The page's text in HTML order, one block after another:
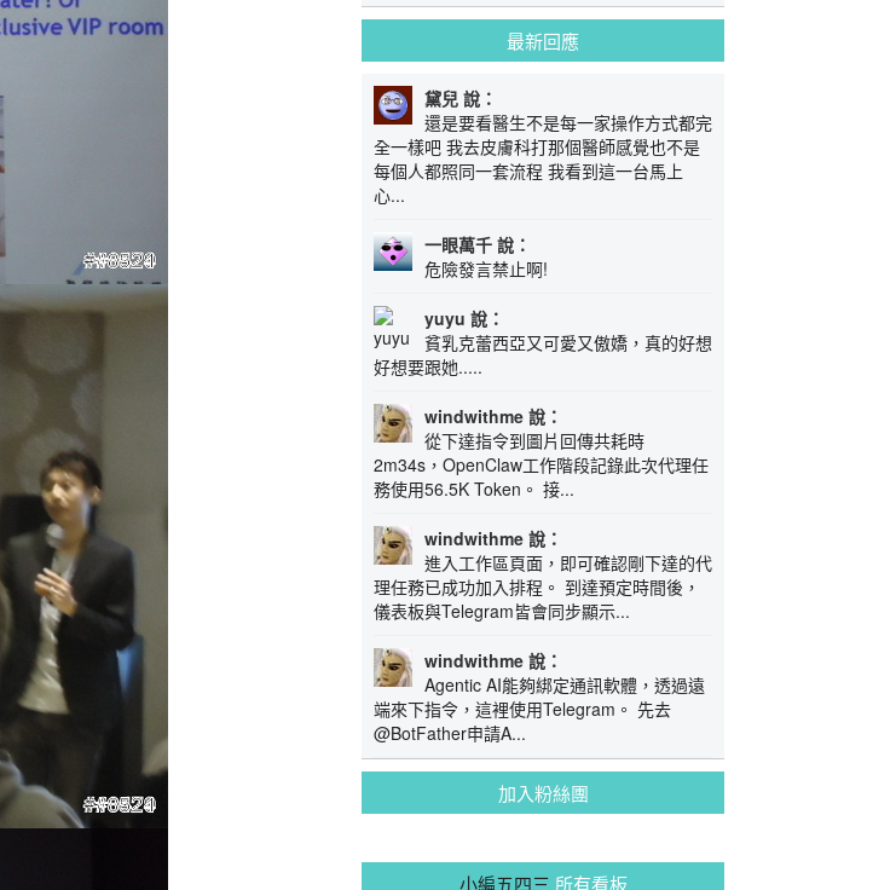
最新回應
黛兒 說：
還是要看醫生不是每一家操作方式都完
全一樣吧 我去皮膚科打那個醫師感覺也不是
每個人都照同一套流程 我看到這一台馬上
心...
一眼萬千 說：
危險發言禁止啊!
yuyu 說：
貧乳克蕾西亞又可愛又傲嬌，真的好想
好想要跟她.....
windwithme 說：
從下達指令到圖片回傳共耗時
2m34s，OpenClaw工作階段記錄此次代理任
務使用56.5K Token。 接...
windwithme 說：
進入工作區頁面，即可確認剛下達的代
理任務已成功加入排程。 到達預定時間後，
儀表板與Telegram皆會同步顯示...
windwithme 說：
Agentic AI能夠綁定通訊軟體，透過遠
端來下指令，這裡使用Telegram。 先去
@BotFather申請A...
加入粉絲團
小編五四三 所有看板